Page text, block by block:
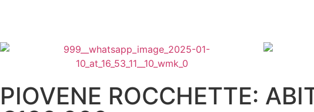
PIOVENE ROCCHETTE: